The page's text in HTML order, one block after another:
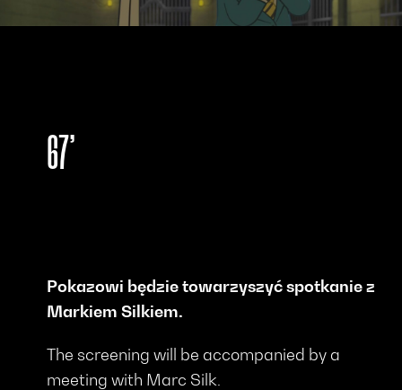
67’
Pokazowi będzie towarzyszyć spotkanie z
Markiem Silkiem.
The screening will be accompanied by a
meeting with Marc Silk.